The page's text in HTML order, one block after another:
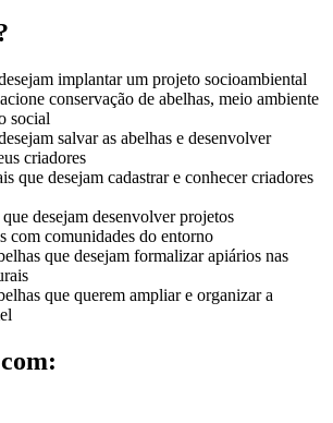
implantar um projeto socioambiental
conservação de abelhas, meio ambiente
social
salvar as abelhas e desenvolver
criadores
que desejam cadastrar e conhecer criadores
desejam desenvolver projetos
com comunidades do entorno
que desejam formalizar apiários nas
que querem ampliar e organizar a